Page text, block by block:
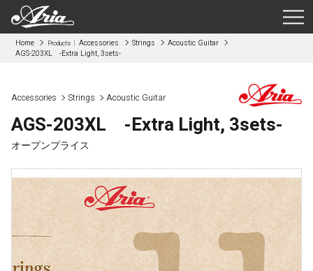
Home Products Accessories Strings
Acoustic Guitar
AGS-203XL -Extra Light, 3sets-
Accessories Strings Acoustic Guitar
AGS-203XL -Extra Light, 3sets-
オープンプライス